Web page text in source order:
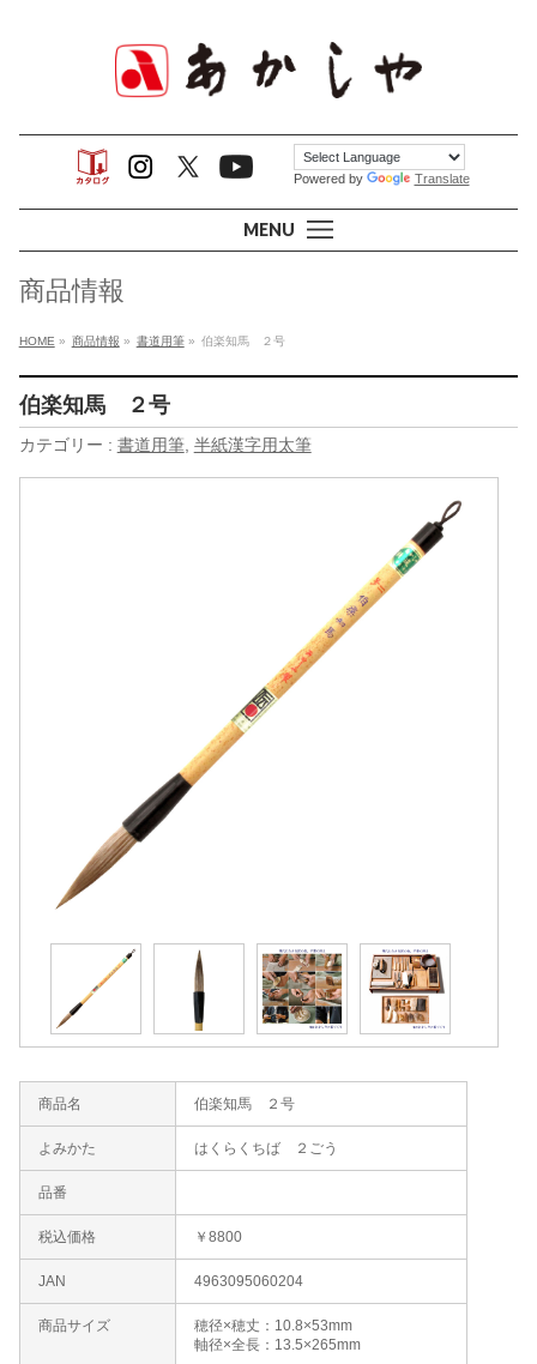
MENU
Powered by Translate
商品情報
HOME » 商品情報 » 書道用筆» 伯楽知馬 ２号
伯楽知馬 ２号
カテゴリー : 書道用筆, 半紙漢字用太筆
商品名 伯楽知馬 ２号
よみかた はくらくちば ２ごう
品番
税込価格 ￥8800
JAN 4963095060204
商品サイズ
穂径×穂丈：10.8×53mm
軸径×全長：13.5×265mm